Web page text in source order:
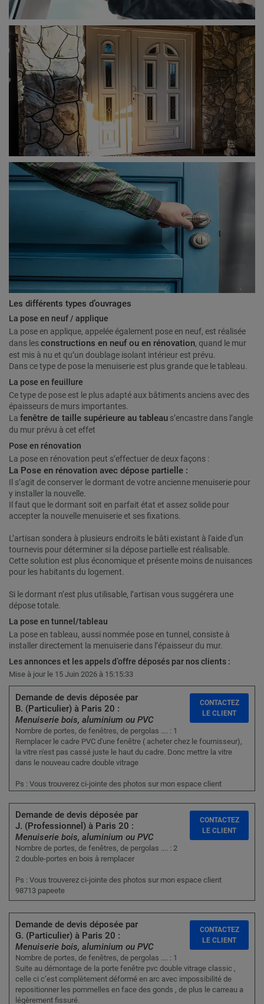
Les différents types d’ouvrages
La pose en neuf / applique
La pose en applique, appelée également pose en neuf, est réalisée
dans lesconstructions en neuf ou en rénovation, quand le mur
est mis à nu et qu’un doublage isolant intérieur est prévu.
Dans ce type de pose la menuiserie est plus grande que le tableau.
La pose en feuillure
Ce type de pose est le plus adapté aux bâtiments anciens avec des
épaisseurs de murs importantes.
La fenêtre de taille supérieure au tableau s’encastre dans l’angle
du mur prévu à cet effet
Pose en rénovation
La pose en rénovation peut s’effectuer de deux façons :
La Pose en rénovation avec dépose partielle :
Il s’agit de conserver le dormant de votre ancienne menuiserie pour
y installer la nouvelle.
Il faut que le dormant soit en parfait état et assez solide pour
accepter la nouvelle menuiserie et ses fixations.
L’artisan sondera à plusieurs endroits le bâti existant à l'aide d'un
tournevis pour déterminer si la dépose partielle est réalisable.
Cette solution est plus économique et présente moins de nuisances
pour les habitants du logement.
Si le dormant n’est plus utilisable, l’artisan vous suggérera une
dépose totale.
La pose en tunnel/tableau
La pose en tableau, aussi nommée pose en tunnel, consiste à
installer directement la menuiserie dans l’épaisseur du mur.
Les annonces et les appels d’offre déposés par nos clients :
Mise à jour le 15 Juin 2026 à 15:15:33
Demande de devis déposée par
B. (Particulier) à Paris 20 :
Menuiserie bois, aluminium ou PVC
Nombre de portes, de fenêtres, de pergolas .... : 1
Remplacer le cadre PVC d'une fenêtre ( acheter chez le fournisseur),
la vitre n'est pas cassé juste le haut du cadre. Donc mettre la vitre
dans le nouveau cadre double vitrage
Ps : Vous trouverez ci-jointe des photos sur mon espace client
CONTACTEZ
LE CLIENT
Demande de devis déposée par
J. (Professionnel) à Paris 20 :
Menuiserie bois, aluminium ou PVC
Nombre de portes, de fenêtres, de pergolas .... : 2
2 double-portes en bois à remplacer
Ps : Vous trouverez ci-jointe des photos sur mon espace client
98713 papeete
CONTACTEZ
LE CLIENT
Demande de devis déposée par
G. (Particulier) à Paris 20 :
Menuiserie bois, aluminium ou PVC
Nombre de portes, de fenêtres, de pergolas .... : 1
Suite au démontage de la porte fenêtre pvc double vitrage classic ,
celle ci c’est complètement déformé en arc avec impossibilité de
repositionner les pommelles en face des gonds , de plus le carreau a
légèrement fissuré.
CONTACTEZ
LE CLIENT